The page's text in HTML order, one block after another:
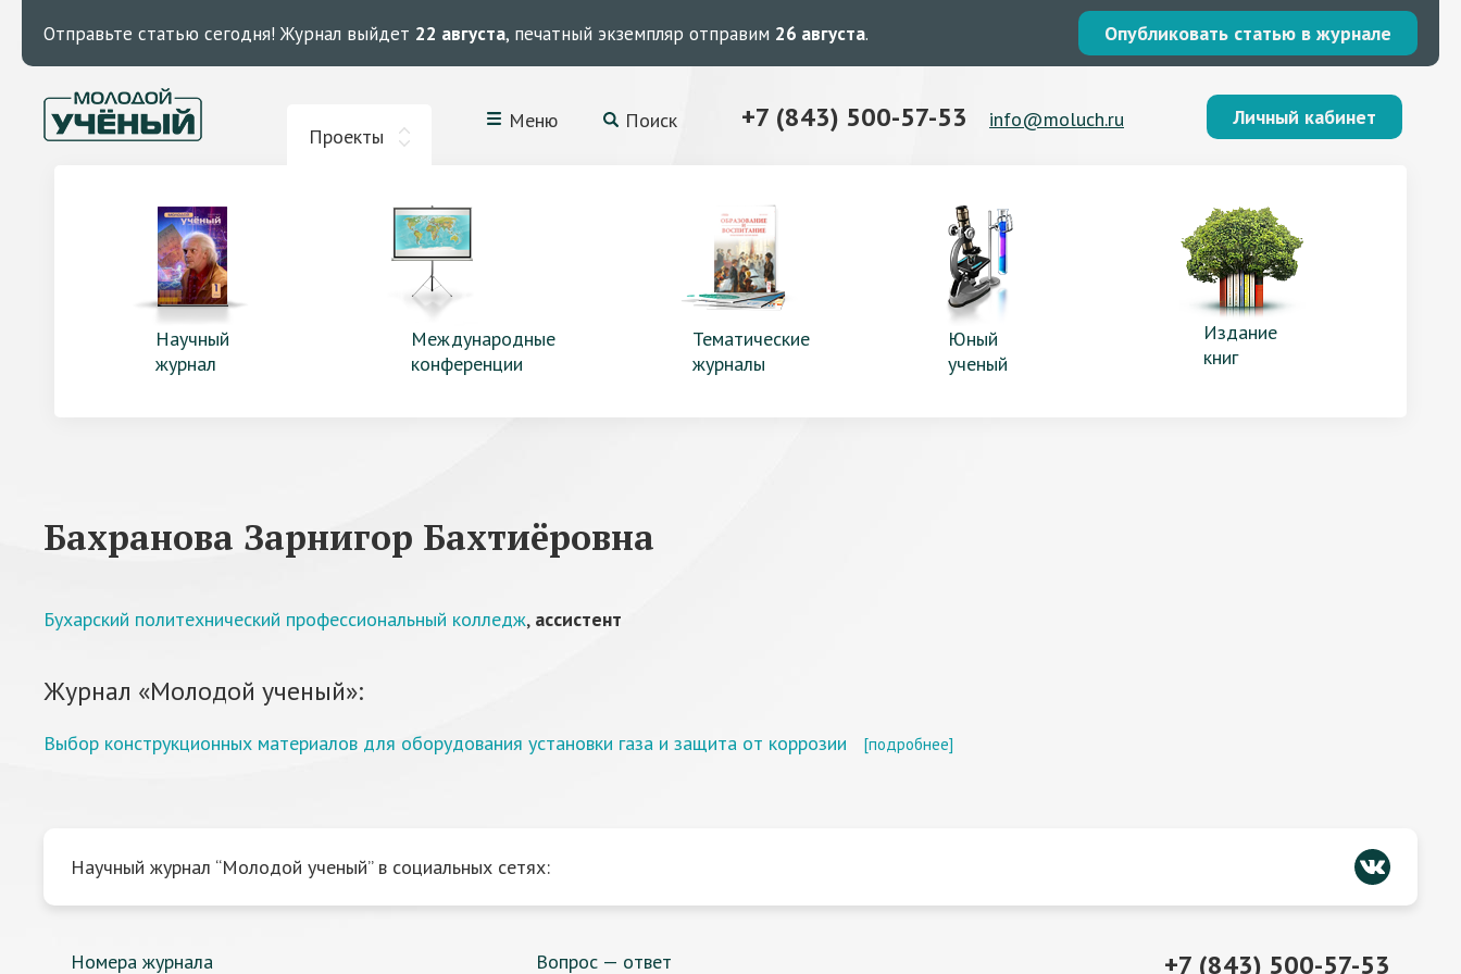
Отправьте статью сегодня! Журнал выйдет 22 августа, печатный экземпляр отправим 26 августа. Опубликовать статью в журнале
Проекты
Меню Поиск +7 (843) 500-57-53 info@moluch.ru Личный кабинет
Научный
журнал
Международные
конференции
Тематические
журналы
Юный
ученый
Издание
книг
Бахранова Зарнигор Бахтиёровна
Бухарский политехнический профессиональный колледж, ассистент
Журнал «Молодой ученый»:
Выбор конструкционных материалов для оборудования установки газа и защита от коррозии [подробнее]
Научный журнал “Молодой ученый” в социальных сетях:
Номера журнала Вопрос — ответ +7 (843) 500-57-53